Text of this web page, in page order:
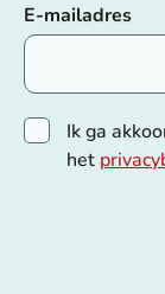
E-mailadres
Ik ga
het